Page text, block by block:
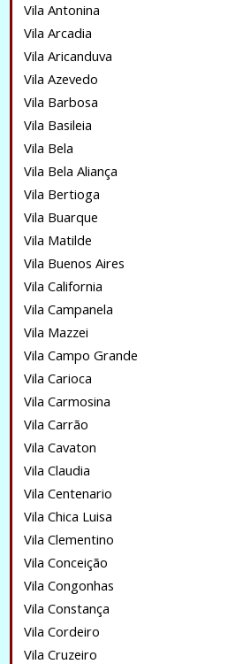
Vila Antonina
Vila Arcadia
Vila Aricanduva
Vila Azevedo
Vila Barbosa
Vila Basileia
Vila Bela
Vila Bela Aliança
Vila Bertioga
Vila Buarque
Vila Matilde
Vila Buenos Aires
Vila California
Vila Campanela
Vila Mazzei
Vila Campo Grande
Vila Carioca
Vila Carmosina
Vila Carrão
Vila Cavaton
Vila Claudia
Vila Centenario
Vila Chica Luisa
Vila Clementino
Vila Conceição
Vila Congonhas
Vila Constança
Vila Cordeiro
Vila Cruzeiro